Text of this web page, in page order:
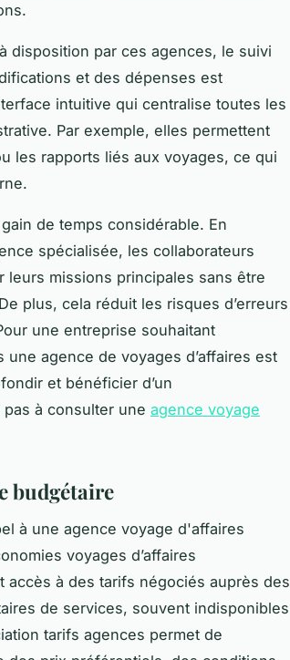
disposition par ces agences, le suivi
et des dépenses est
intuitive qui centralise toutes les
Par exemple, elles permettent
les rapports liés aux voyages, ce qui
de temps considérable. En
spécialisée, les collaborateurs
missions principales sans être
plus, cela réduit les risques d’erreurs
une entreprise souhaitant
agence de voyages d’affaires est
et bénéficier d’un
à consulter une agence voyage
budgétaire
à une agence voyage d'affaires
voyages d’affaires
à des tarifs négociés auprès des
de services, souvent indisponibles
tarifs agences permet de